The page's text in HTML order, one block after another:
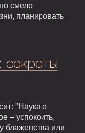
смело
планировать
секреты
"Наука о
– успокоить,
блаженства или